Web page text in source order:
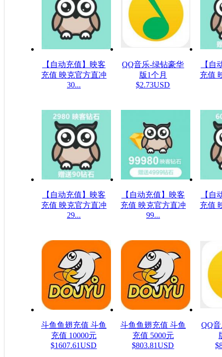
【自动充值】映客
充值 映克官方直冲
30...
QQ音乐-绿钻豪华
版1个月
$2.73USD
【自
充值
【自动充值】映客
充值 映克官方直冲
29...
【自动充值】映客
充值 映克官方直冲
99...
【自
充值
斗鱼鱼翅充值 斗鱼
充值 10000元
$1607.61USD
斗鱼鱼翅充值 斗鱼
充值 5000元
$803.81USD
QQ